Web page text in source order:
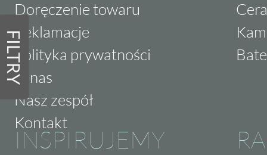
FILTRY
Doręczenie towaru
Reklamacje
Polityka prywatności
O nas
Nasz zespół
Kontakt
INSPIRUJEMY